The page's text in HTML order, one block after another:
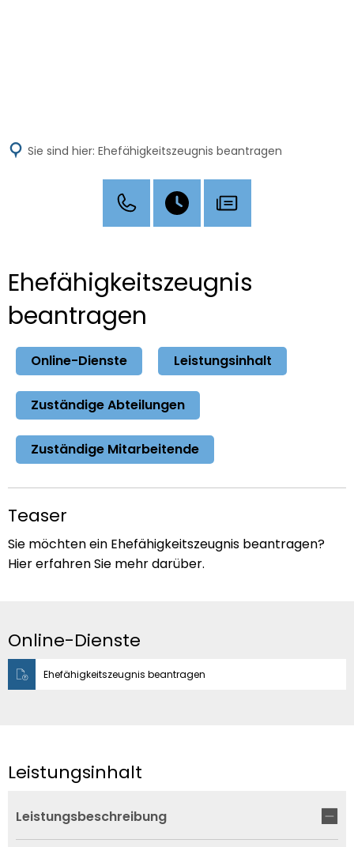
Sie sind hier: Ehefähigkeitszeugnis beantragen
Ehefähigkeitszeugnis
beantragen
Online-Dienste Leistungsinhalt
Zuständige Abteilungen
Zuständige Mitarbeitende
Teaser
Sie möchten ein Ehefähigkeitszeugnis beantragen?
Hier erfahren Sie mehr darüber.
Online-Dienste
Ehefähigkeitszeugnis beantragen
Leistungsinhalt
Leistungsbeschreibung